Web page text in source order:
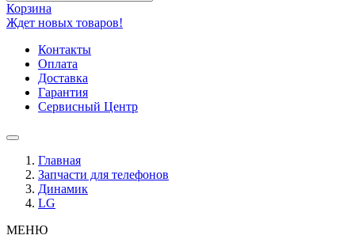
Корзина
Ждет новых товаров!
Контакты
Оплата
Доставка
Гарантия
Сервисный Центр
Главная
Запчасти для телефонов
Динамик
LG
МЕНЮ